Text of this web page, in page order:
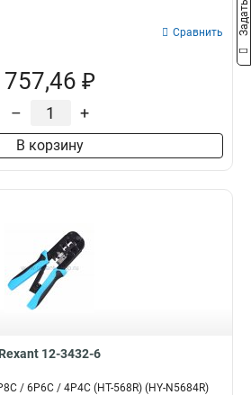
Сравнить
757,46 ₽
– +
В корзину
Rexant 12-3432-6
/ 6P6C / 4P4C (HT-568R) (HY-N5684R)